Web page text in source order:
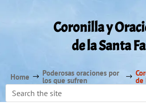
Coronilla y
de la Santa
Home $ Poderosas oraciones por
los que sufren $ de